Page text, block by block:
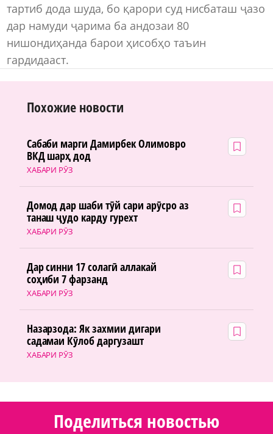
тартиб дода шуда, бо қарори суд нисбаташ ҷазо
дар намуди ҷарима ба андозаи 80
нишондиҳанда барои ҳисобҳо таъин
гардидааст.
Похожие новости
ХАБАРИ РӮЗ
Сабаби марги Дамирбек Олимовро
ВКД шарҳ дод
ХАБАРИ РӮЗ
Домод дар шаби тӯй сари арӯсро аз
танаш ҷудо карду гурехт
ХАБАРИ РӮЗ
Дар синни 17 солагӣ аллакай
соҳиби 7 фарзанд
ХАБАРИ РӮЗ
Назарзода: Як захмии дигари
садамаи Кӯлоб даргузашт
Поделиться новостью